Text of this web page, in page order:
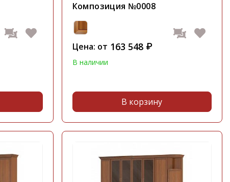
Композиция №0008
Цена: от 163 548 ₽
В наличии
В корзину